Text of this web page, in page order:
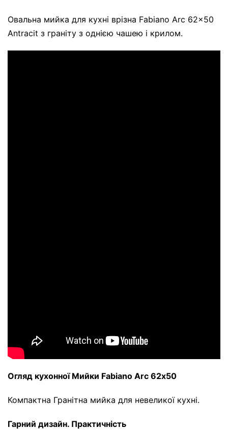
Овальна мийка для кухні врізна Fabiano Arc 62x50
Antracit з граніту з однією чашею і крилом.
Огляд кухонної Мийки Fabiano Arc 62х50
Компактна Гранітна мийка для невеликої кухні.
Гарний дизайн. Практичність